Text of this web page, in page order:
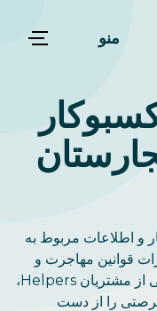
منو
و اطلاعات مربوط به
قوانین مهاجرت و
شرکتها بسیار ضروری است. بهعنوان یکی از مشتریان Helpers،
را از دست